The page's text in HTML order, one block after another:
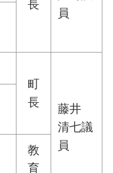
長
員
町
長
藤井
清七議
員
教
育